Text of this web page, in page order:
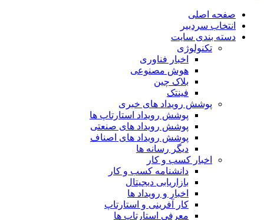
صفحه اصلی
انتخاب سردبیر
دسته بندی سایت
تکنولوژی
اخبار فناوری
هوش مصنوعی
بلاک چین
فینتک
پوشش رویداد های خبری
پوشش رویداد استارتاپ ها
پوشش رویداد های صنعتی
پوشش رویداد های اصناف
دیگر رسانه ها
اخبار کسب و کار
دانشنامه کسب و کار
بازاریابی دیجیتال
اخبار و رویداد ها
کار آفرینی و استارتاپ
معرفی استارتاپ ها